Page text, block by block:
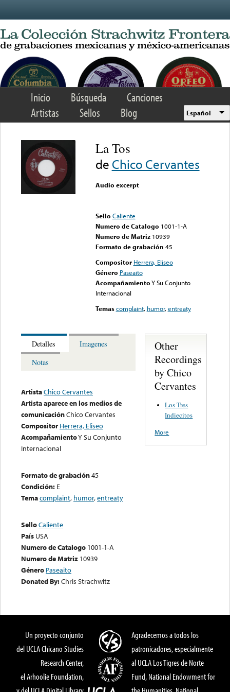
Inicio Búsqueda
Canciones
Artistas
Sellos Blog Español
La Tos
de Chico Cervantes
Audio excerpt
Sello Caliente
Numero de Catalogo 1001-1-A
Numero de Matriz 10939
Formato de grabación 45
Compositor Herrera, Eliseo
Género Paseaito
AcompañamientoY Su Conjunto
Internacional
Temas complaint, humor,entreaty
Detalles
Imagenes
Notas
ArtistaChico Cervantes
Artista aparece en los medios de
comunicaciónChico Cervantes
Compositor Herrera, Eliseo
AcompañamientoY Su Conjunto
Internacional
Formato de grabación45
Condición: E
Temacomplaint, humor,entreaty
SelloCaliente
País USA
Numero de Catalogo 1001-1-A
Numero de Matriz 10939
Género Paseaito
Donated By:Chris Strachwitz
Other
Recordings
by Chico
Cervantes
Los Tres
Indiecitos
More
Un proyecto conjunto
del UCLA Chicano Studies
Research Center,
el Arhoolie Foundation,
Agradecemos a todos los
patronicadores, especialmente
al UCLA Los Tigres de Norte
Fund, National Endowment for